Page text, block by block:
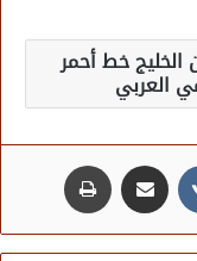
الخليج خط أحمر
العربي
مشاركة عبر البريد